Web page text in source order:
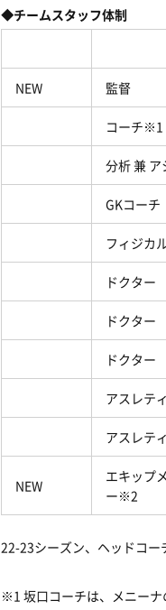
◆チームスタッフ体制
NEW 監督
コーチ※1
分析 兼
GKコーチ
フィジカ
ドクター
ドクター
ドクター
アスレテ
アスレテ
NEW
エキップ
ー※2
22-23シーズン、ヘッドコー
※1 坂口コーチは、メニーナ